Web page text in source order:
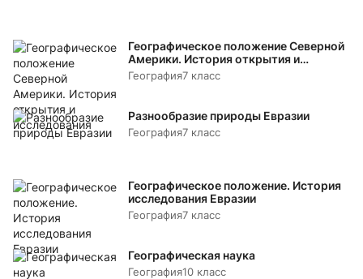
Географическое положение Северной
Америки. История открытия и
исследования
География7 класс
Разнообразие природы Евразии
География7 класс
Географическое положение. История
исследования Евразии
География7 класс
Географическая наука
География10 класс